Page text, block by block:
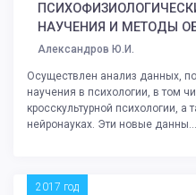
НАУЧЕНИЯ И МЕТОДЫ
Александров Ю.И.
Осуществлен анализ данных,
научения в психологии, в том
кросскультурной психологии, а
нейронауках. Эти новые данны...
2017 год